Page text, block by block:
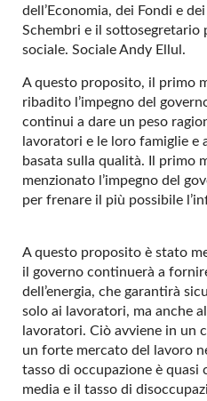
dell’Economia, dei Fondi e
Schembri e il sottosegretario
sociale. Sociale Andy Ellul.
A questo proposito, il primo
ribadito l’impegno del
continui a dare un peso
lavoratori e le loro famiglie e
basata sulla qualità. Il primo
menzionato l’impegno del
per frenare il più possibile
A questo proposito è stato
il governo continuerà a
dell’energia, che garantirà
solo ai lavoratori, ma anche
lavoratori. Ciò avviene in un
un forte mercato del lavoro
tasso di occupazione è quasi
media e il tasso di